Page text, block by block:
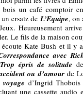
un café comptoir
un ersatz deL’Equipe, on
Heureusement
Le fils de la maison
Kate Bush et il y
avec
Trop épris de solitude
ou d’amourde
d’Ingrid
une cassette audio